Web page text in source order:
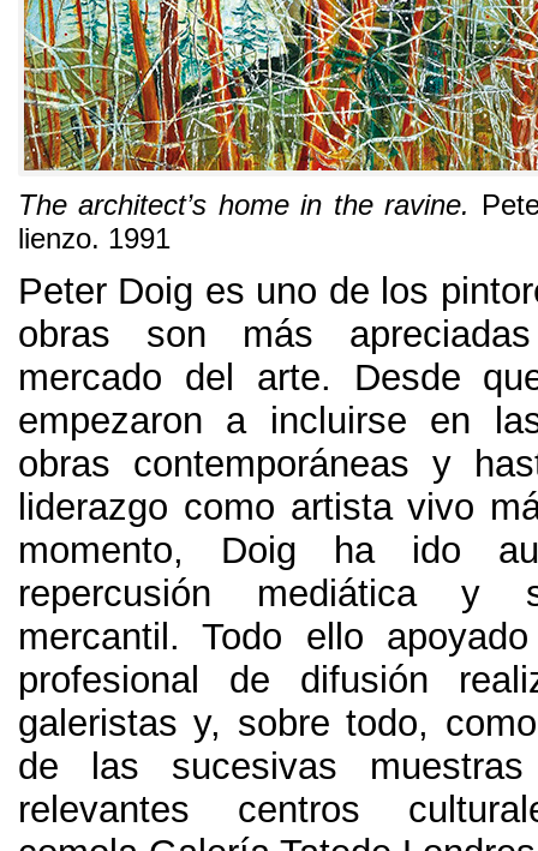
The architect’s home in the ravine.
lienzo. 1991
Peter Doig es uno de los
obras son más
mercado del arte. Desde
empezaron a incluirse en
obras contemporáneas y
liderazgo como artista vivo
momento, Doig ha ido
repercusión mediática y
mercantil .Todo ello
profesional de difusión
galeristas y, sobre todo,
de las sucesivas
relevantes centros